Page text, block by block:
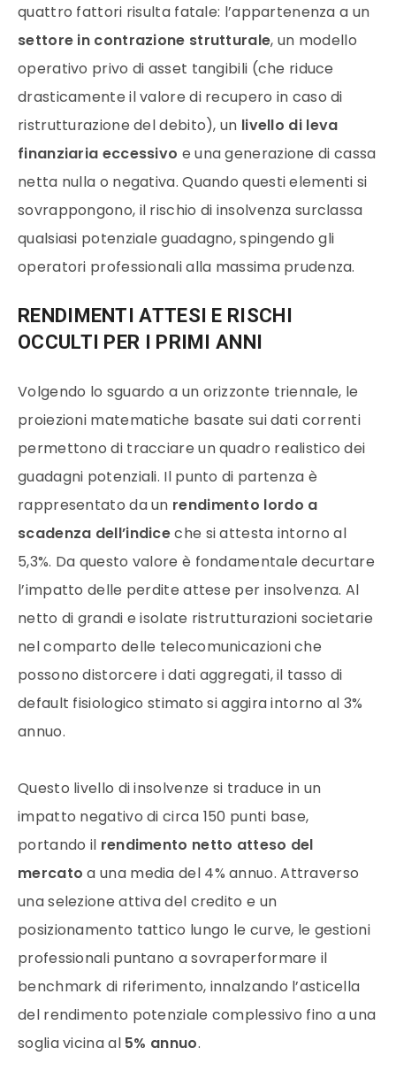
quattro fattori risulta fatale: l’appartenenza a un
settore in contrazione strutturale, un modello
operativo privo di asset tangibili (che riduce
drasticamente il valore di recupero in caso di
ristrutturazione del debito), un livello di leva
finanziaria eccessivo e una generazione di cassa
netta nulla o negativa. Quando questi elementi si
sovrappongono, il rischio di insolvenza surclassa
qualsiasi potenziale guadagno, spingendo gli
operatori professionali alla massima prudenza.
RENDIMENTI ATTESI E RISCHI
OCCULTI PER I PRIMI ANNI
Volgendo lo sguardo a un orizzonte triennale, le
proiezioni matematiche basate sui dati correnti
permettono di tracciare un quadro realistico dei
guadagni potenziali. Il punto di partenza è
rappresentato da un rendimento lordo a
scadenza dell’indiceche si attesta intorno al
5,3%. Da questo valore è fondamentale decurtare
l’impatto delle perdite attese per insolvenza. Al
netto di grandi e isolate ristrutturazioni societarie
nel comparto delle telecomunicazioni che
possono distorcere i dati aggregati, il tasso di
default fisiologico stimato si aggira intorno al 3%
annuo.
Questo livello di insolvenze si traduce in un
impatto negativo di circa 150 punti base,
portando il rendimento netto atteso del
mercato a una media del 4% annuo. Attraverso
una selezione attiva del credito e un
posizionamento tattico lungo le curve, le gestioni
professionali puntano a sovraperformare il
benchmark di riferimento, innalzando l’asticella
del rendimento potenziale complessivo fino a una
soglia vicina al 5% annuo.